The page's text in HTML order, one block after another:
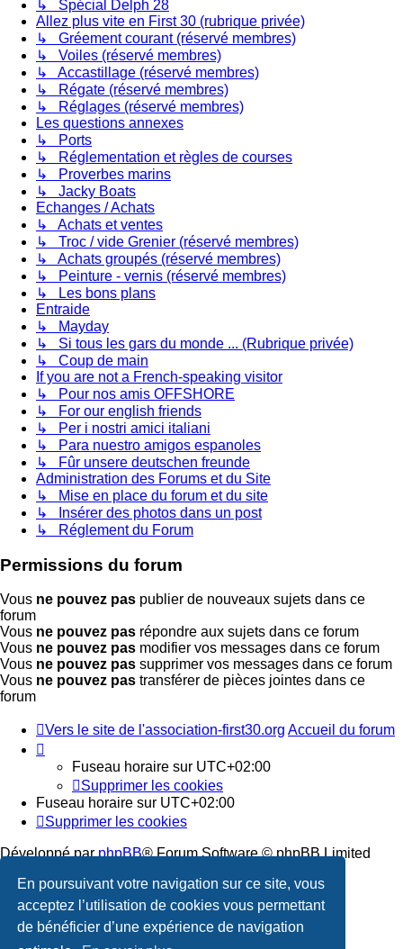
En poursuivant votre navigation sur ce site, vous
acceptez l’utilisation de cookies vous permettant
de bénéficier d’une expérience de navigation
↳ Spécial Delph 28
Allez plus vite en First 30 (rubrique privée)
↳ Gréement courant (réservé membres)
↳ Voiles (réservé membres)
↳ Accastillage (réservé membres)
↳ Régate (réservé membres)
↳ Réglages (réservé membres)
Les questions annexes
↳ Ports
↳ Réglementation et règles de courses
↳ Proverbes marins
↳ Jacky Boats
Echanges / Achats
↳ Achats et ventes
↳ Troc / vide Grenier (réservé membres)
↳ Achats groupés (réservé membres)
↳ Peinture - vernis (réservé membres)
↳ Les bons plans
Entraide
↳ Mayday
↳ Si tous les gars du monde ... (Rubrique privée)
↳ Coup de main
If you are not a French-speaking visitor
↳ Pour nos amis OFFSHORE
↳ For our english friends
↳ Per i nostri amici italiani
↳ Para nuestro amigos espanoles
↳ Fûr unsere deutschen freunde
Administration des Forums et du Site
↳ Mise en place du forum et du site
↳ Insérer des photos dans un post
↳ Réglement du Forum
Permissions du forum
Vous ne pouvez pas publier de nouveaux sujets dans ce
forum
Vous ne pouvez pas répondre aux sujets dans ce forum
Vous ne pouvez pas modifier vos messages dans ce forum
Vous ne pouvez pas supprimer vos messages dans ce forum
Vous ne pouvez pas transférer de pièces jointes dans ce
forum
Vers le site de l'association-first30.org Accueil du forum
Fuseau horaire sur UTC+02:00
Supprimer les cookies
Fuseau horaire sur UTC+02:00
Supprimer les cookies
Développé parphpBB® Forum Software © phpBB Limited
Traduction française officielle©Qiaeru
Confidentialité |Conditions